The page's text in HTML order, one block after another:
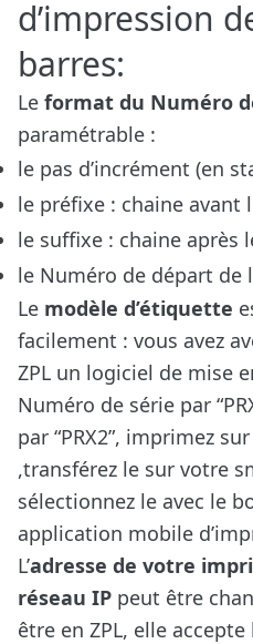
d’impression
barres:
Le format du Numéro
paramétrable :
le pas d’incrément (en
le préfixe : chaine avant
le suffixe : chaine après
le Numéro de départ
Le modèle d’étiquette
facilement : vous avez
ZPL un logiciel de mise
Numéro de série par
par “PRX2”, imprimez
,transférez le sur votre
sélectionnez le avec le
application mobile
L’adresse de votre
réseau IP peut être
être en ZPL, elle